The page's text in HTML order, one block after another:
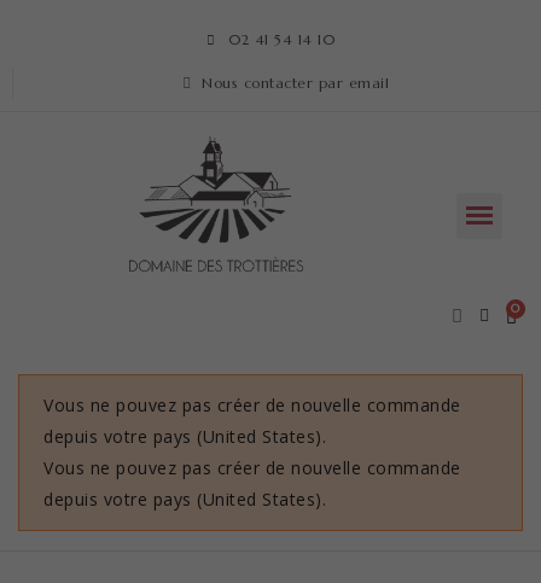
02 41 54 14 10
Nous contacter par email
Vous ne pouvez pas créer de nouvelle commande
depuis votre pays (United States).
Vous ne pouvez pas créer de nouvelle commande
depuis votre pays (United States).